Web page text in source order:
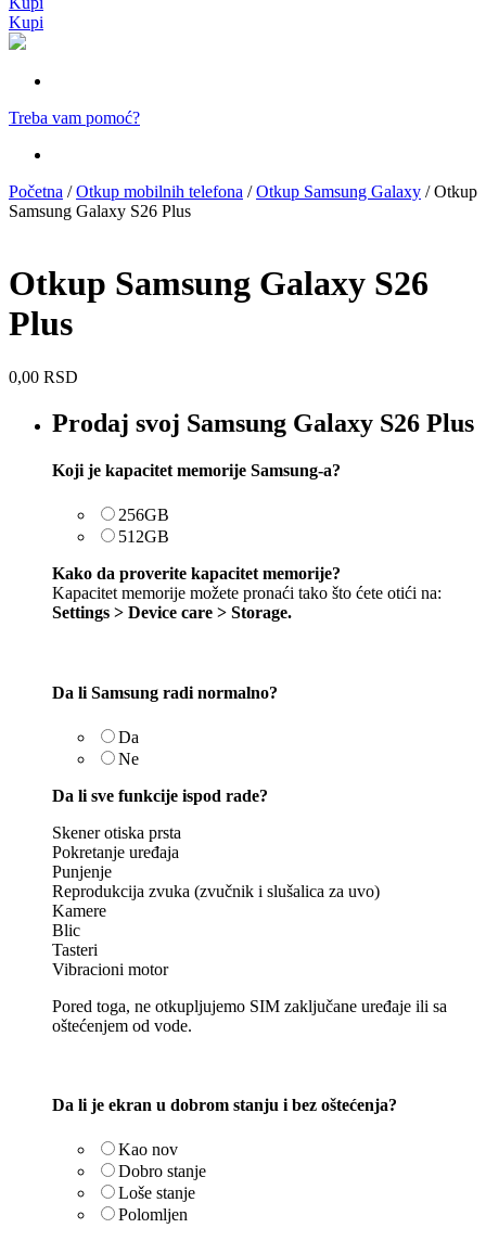
Kupi
Treba vam pomoć?
Početna /Otkup mobilnih telefona /Otkup Samsung Galaxy / Otkup
Samsung Galaxy S26 Plus
Otkup Samsung Galaxy S26
Plus
0,00 RSD
Prodaj svoj Samsung Galaxy S26 Plus
Koji je kapacitet memorije Samsung-a?
256GB
512GB
Kako da proverite kapacitet memorije?
Kapacitet memorije možete pronaći tako što ćete otići na:
Settings > Device care > Storage.
Da li Samsung radi normalno?
Da
Ne
Da li sve funkcije ispod rade?
Skener otiska prsta
Pokretanje uređaja
Punjenje
Reprodukcija zvuka (zvučnik i slušalica za uvo)
Kamere
Blic
Tasteri
Vibracioni motor
Pored toga, ne otkupljujemo SIM zaključane uređaje ili sa
oštećenjem od vode.
Da li je ekran u dobrom stanju i bez oštećenja?
Kao nov
Dobro stanje
Loše stanje
Polomljen